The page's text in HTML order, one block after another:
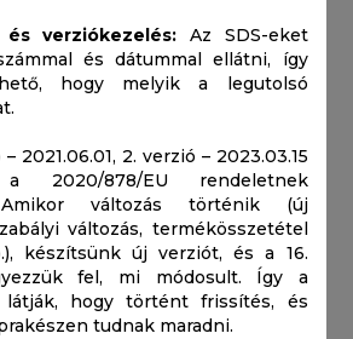
verziókezelés: Az SDS-eket
és dátummal ellátni, így
hogy melyik a legutolsó
2021.06.01, 2. verzió – 2023.03.15
a 2020/878/EU rendeletnek
Amikor változás történik (új
változás, termékösszetétel
készítsünk új verziót, és a 16.
fel, mi módosult. Így a
látják, hogy történt frissítés, és
tudnak maradni.